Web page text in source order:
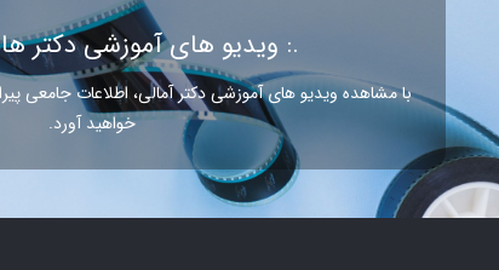
.: ویدیو های آموزشی دکتر
با مشاهده ویدیو های آموزشی دکتر آمالی، اطلاعات
خواهید آورد.